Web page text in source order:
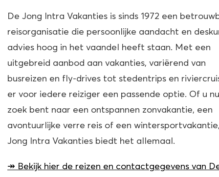
De Jong Intra Vakanties is sinds 1972 een
reisorganisatie die persoonlijke aandacht en
advies hoog in het vaandel heeft staan. Met een
uitgebreid aanbod aan vakanties, variërend van
busreizen en fly-drives tot stedentrips en
er voor iedere reiziger een passende optie. Of u
zoek bent naar een ontspannen zonvakantie, een
avontuurlijke verre reis of een
Jong Intra Vakanties biedt het allemaal.
↠ Bekijk hier de reizen en contactgegevens van